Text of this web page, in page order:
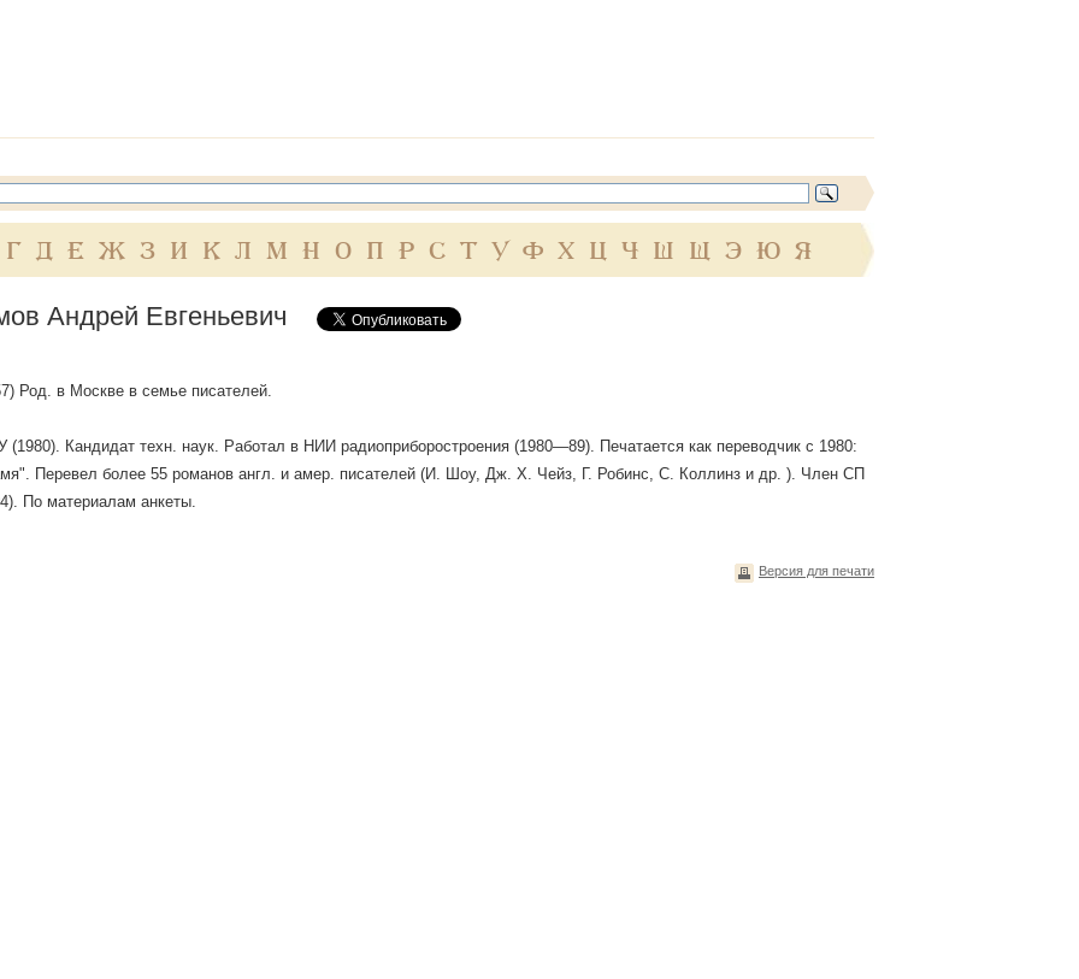
Г Д Е Ж З И К Л М Н О П Р С Т У Ф Х Ц Ч Ш Щ Э Ю Я
Андрей Евгеньевич
Род. в Москве в семье писателей.
Кандидат техн. наук. Работал в НИИ радиоприборостроения (1980—89). Печатается как переводчик с 1980:
Перевел более 55 романов англ. и амер. писателей (И. Шоу, Дж. Х. Чейз, Г. Робинс, С. Коллинз и др. ). Член СП
По материалам анкеты.
Версия для печати